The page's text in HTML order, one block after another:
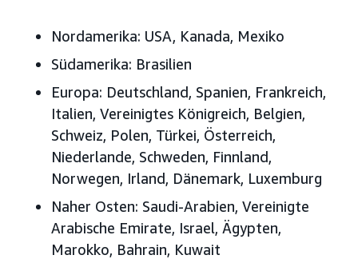
Nordamerika: USA, Kanada, Mexiko
Südamerika: Brasilien
Europa: Deutschland, Spanien, Frankreich,
Italien, Vereinigtes Königreich, Belgien,
Schweiz, Polen, Türkei, Österreich,
Niederlande, Schweden, Finnland,
Norwegen, Irland, Dänemark, Luxemburg
Naher Osten: Saudi-Arabien, Vereinigte
Arabische Emirate, Israel, Ägypten,
Marokko, Bahrain, Kuwait